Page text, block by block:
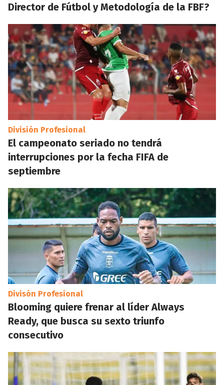
Director de Fútbol y Metodología de la FBF?
División Profesional
El campeonato seriado no tendrá
interrupciones por la fecha FIFA de
septiembre
Divisón Profesional
Blooming quiere frenar al líder Always
Ready, que busca su sexto triunfo
consecutivo